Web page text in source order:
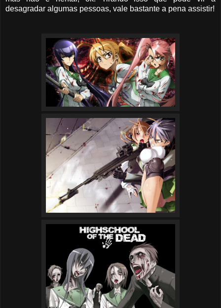
desagradar algumas pessoas, vale bastante a pena assistir!